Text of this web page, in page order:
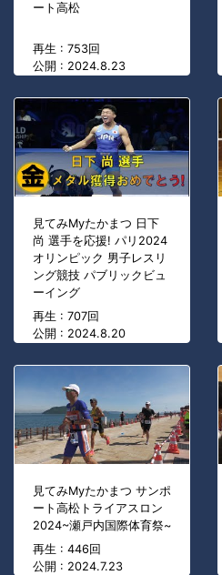
ート高松
再生 : 753回
公開 : 2024.8.23
見てみMyたかまつ 日下
尚 選手を応援! パリ2024
オリンピック 男子レスリ
ング競技 パブリックビュ
ーイング
再生 : 707回
公開 : 2024.8.20
見てみMyたかまつ サンポ
ート高松トライアスロン
2024~瀬戸内国際体育祭~
再生 : 446回
公開 : 2024.7.23